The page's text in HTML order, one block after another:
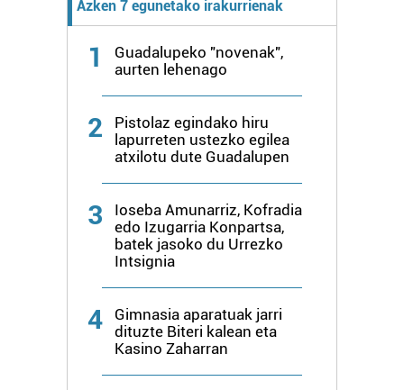
Azken 7 egunetako irakurrienak
1
Guadalupeko "novenak",
aurten lehenago
2
Pistolaz egindako hiru
lapurreten ustezko egilea
atxilotu dute Guadalupen
3
Ioseba Amunarriz, Kofradia
edo Izugarria Konpartsa,
batek jasoko du Urrezko
Intsignia
4
Gimnasia aparatuak jarri
dituzte Biteri kalean eta
Kasino Zaharran